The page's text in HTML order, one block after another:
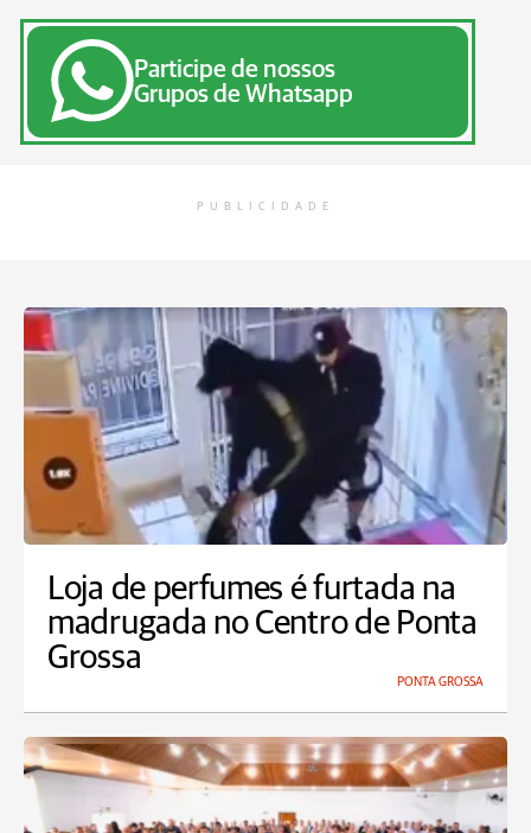
Participe de nossos
Grupos de Whatsapp
PUBLICIDADE
Loja de perfumes é furtada na
madrugada no Centro de Ponta
Grossa
PONTA GROSSA